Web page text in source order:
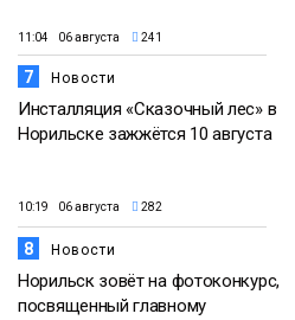
11:04 06 августа 241
7 Новости
Инсталляция «Сказочный лес» в
Норильске зажжётся 10 августа
10:19 06 августа 282
8 Новости
Норильск зовёт на фотоконкурс,
посвященный главному